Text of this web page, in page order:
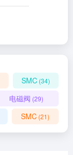
SMC (34)
电磁阀 (29)
SMC(21)